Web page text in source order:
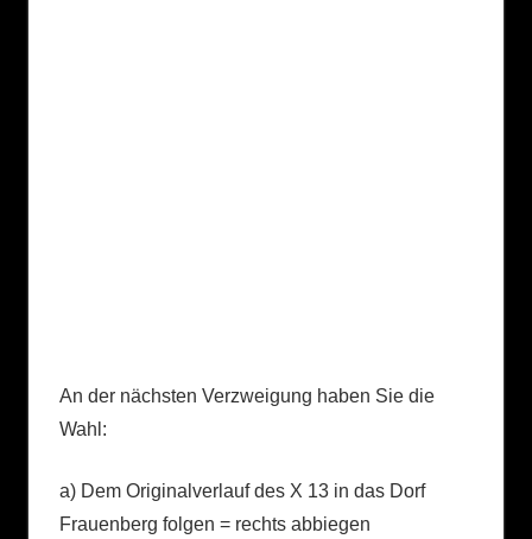
An der nächsten Verzweigung haben Sie die
Wahl:
a) Dem Originalverlauf des X 13 in das Dorf
Frauenberg folgen = rechts abbiegen